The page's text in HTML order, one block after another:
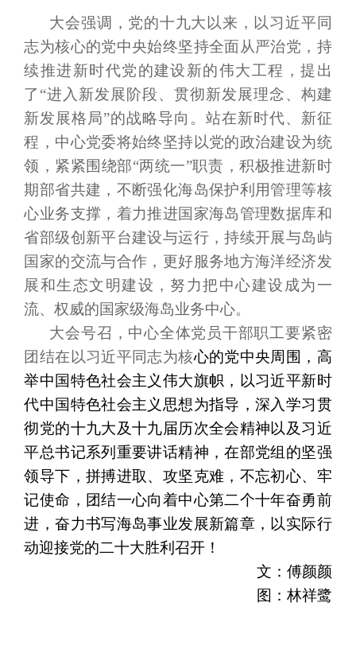
大会强调，党的十九大以来，以习近平同
志为核心的党中央始终坚持全面从严治党，持
续推进新时代党的建设新的伟大工程，提出
了 “进入新发展阶段、贯彻新发展理念、构建
新发展格局”的战略导向。站在新时代、新征
程，中心党委将始终坚持以党的政治建设为统
领，紧紧围绕部“两统一”职责，积极推进新时
期部省共建，不断强化海岛保护利用管理等核
心业务支撑，着力推进国家海岛管理数据库和
省部级创新平台建设与运行，持续开展与岛屿
国家的交流与合作，更好服务地方海洋经济发
展和生态文明建设，努力把中心建设成为一
流、权威的国家级海岛业务中心。
大会号召，中心全体党员干部职工要紧密
团结在以习近平同志为核心的党中央周围，高
举中国特色社会主义伟大旗帜，以习近平新时
代中国特色社会主义思想为指导，深入学习贯
彻党的十九大及十九届历次全会精神以及习近
平总书记系列重要讲话精神，在部党组的坚强
领导下，拼搏进取、攻坚克难，不忘初心、牢
记使命，团结一心向着中心第二个十年奋勇前
进，奋力书写海岛事业发展新篇章，以实际行
动迎接党的二十大胜利召开！
文：傅颜颜
图：林祥鹭